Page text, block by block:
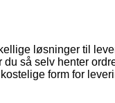
løsninger til
så selv henter
form for